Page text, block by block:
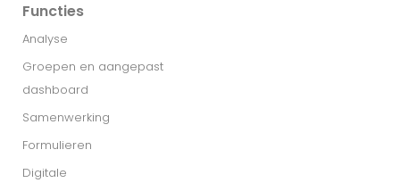
Functies
Analyse
Groepen en aangepast
dashboard
Samenwerking
Formulieren
Digitale